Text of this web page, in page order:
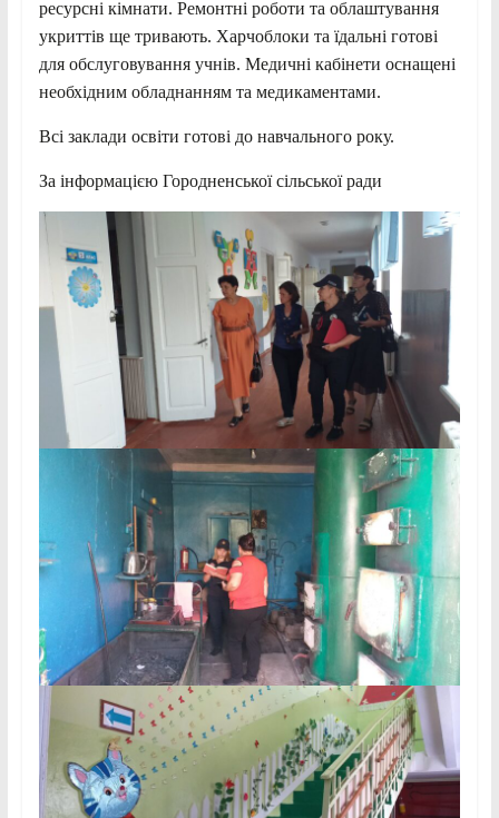
ресурсні кімнати. Ремонтні роботи та облаштування
укриттів ще тривають. Харчоблоки та їдальні готові
для обслуговування учнів. Медичні кабінети оснащені
необхідним обладнанням та медикаментами.
Всі заклади освіти готові до навчального року.
За інформацією Городненської сільської ради